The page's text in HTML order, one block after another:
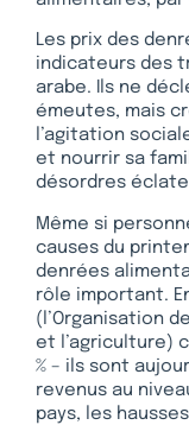
Les prix des
indicateurs des
arabe. Ils ne
émeutes, mais
l’agitation
et nourrir sa
désordres
Même si
causes du
denrées
rôle important.
(l’Organisation
et l’agriculture)
% – ils sont
revenus au
pays, les